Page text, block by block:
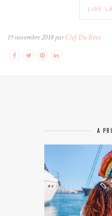
LIRE
19 novembre 2018 parClef Du Rêve
A